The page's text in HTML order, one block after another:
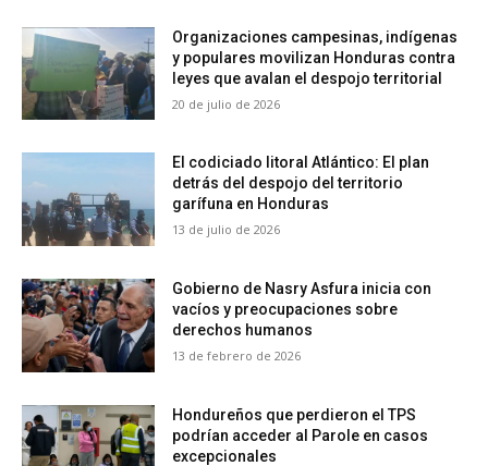
Organizaciones campesinas, indígenas
y populares movilizan Honduras contra
leyes que avalan el despojo territorial
20 de julio de 2026
El codiciado litoral Atlántico: El plan
detrás del despojo del territorio
garífuna en Honduras
13 de julio de 2026
Gobierno de Nasry Asfura inicia con
vacíos y preocupaciones sobre
derechos humanos
13 de febrero de 2026
Hondureños que perdieron el TPS
podrían acceder al Parole en casos
excepcionales